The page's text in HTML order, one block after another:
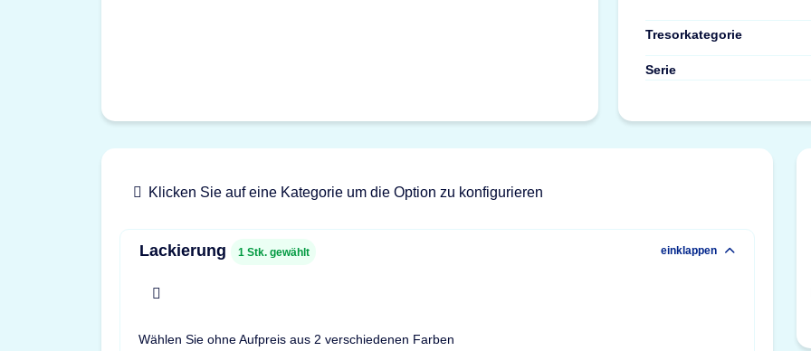
Tresorkategorie
Serie
Klicken Sie auf eine Kategorie um die Option zu konfigurieren
Lackierung 1 Stk. gewählt einklappen
Wählen Sie ohne Aufpreis aus 2 verschiedenen Farben